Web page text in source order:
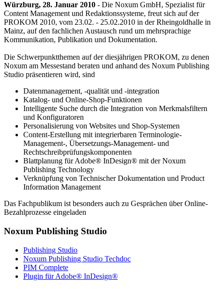
Würzburg, 28. Januar 2010 - Die Noxum GmbH, Spezialist für
Content Management und Redaktionssysteme, freut sich auf der
PROKOM 2010, vom 23.02. - 25.02.2010 in der Rheingoldhalle in
Mainz, auf den fachlichen Austausch rund um mehrsprachige
Kommunikation, Publikation und Dokumentation.
Die Schwerpunktthemen auf der diesjährigen PROKOM, zu denen
Noxum am Messestand beraten und anhand des Noxum Publishing
Studio präsentieren wird, sind
Datenmanagement, -qualität und -integration
Katalog- und Online-Shop-Funktionen
Intelligente Suche durch die Integration von Merkmalsfiltern
und Konfiguratoren
Personalisierung von Websites und Shop-Systemen
Content-Erstellung mit integrierbaren Terminologie-
Management-, Übersetzungs-Management- und
Rechtschreibprüfungskomponenten
Blattplanung für Adobe® InDesign® mit der Noxum
Publishing Technology
Verknüpfung von Technischer Dokumentation und Product
Information Management
Das Fachpublikum ist besonders auch zu Gesprächen über Online-
Bezahlprozesse eingeladen
Noxum Publishing Studio
Publishing Studio
Noxum Publishing Studio Techdoc
PIM Complete
Plugin für Adobe® InDesign®